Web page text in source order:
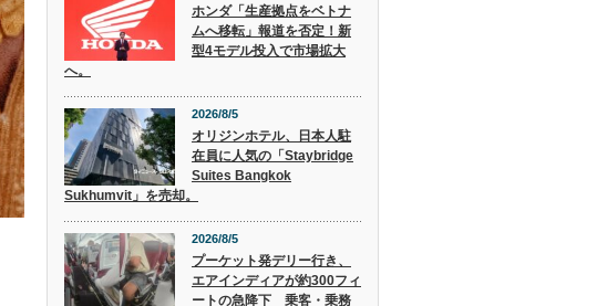
ホンダ「生産拠点をベトナ
ムへ移転」報道を否定！新
型4モデル投入で市場拡大
へ。
2026/8/5
オリジンホテル、日本人駐
在員に人気の「Staybridge
Suites Bangkok
Sukhumvit」を売却。
2026/8/5
プーケット発デリー行き、
エアインディアが約300フィ
ートの急降下 乗客・乗務